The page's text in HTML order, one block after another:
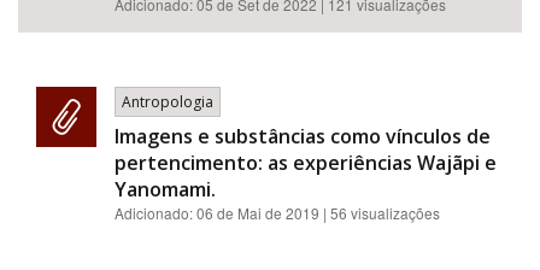
Adicionado:05 de Set de 2022 | 121 visualizações
Antropologia
Imagens e substâncias como vínculos de
pertencimento: as experiências Wajãpi e
Yanomami.
Adicionado:06 de Mai de 2019 | 56 visualizações